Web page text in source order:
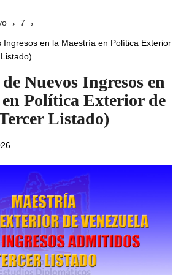
7
Ingresos en la Maestría en Política Exterior
Nuevos Ingresos en
Política Exterior de
Listado)